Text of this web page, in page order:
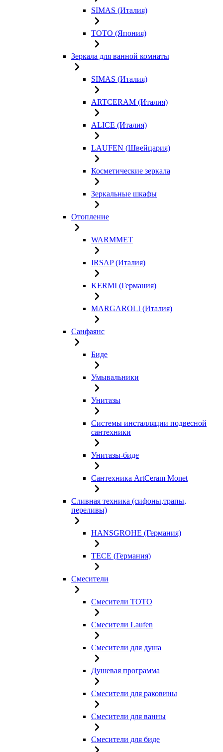
SIMAS (Италия)
TOTO (Япония)
Зеркала для ванной комнаты
SIMAS (Италия)
ARTCERAM (Италия)
ALICE (Италия)
LAUFEN (Швейцария)
Косметические зеркала
Зеркальные шкафы
Отопление
WARMMET
IRSAP (Италия)
KERMI (Германия)
MARGAROLI (Италия)
Санфаянс
Биде
Умывальники
Унитазы
Системы инсталляции подвесной
сантехники
Унитазы-биде
Сантехника ArtCeram Monet
Сливная техника (сифоны,трапы,
переливы)
HANSGROHE (Германия)
TECE (Германия)
Смесители
Смесители TOTO
Смесители Laufen
Смесители для душа
Душевая программа
Смесители для раковины
Смесители для ванны
Смесители для биде